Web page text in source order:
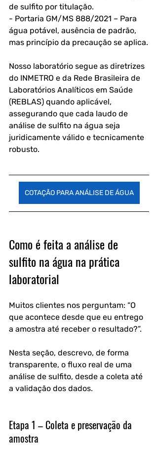
de sulfito por titulação.
- Portaria GM/MS 888/2021 – Para
água potável, ausência de padrão,
mas princípio da precaução se aplica.
Nosso laboratório segue as diretrizes
do INMETRO e da Rede Brasileira de
Laboratórios Analíticos em Saúde
(REBLAS) quando aplicável,
assegurando que cada laudo de
análise de sulfito na água seja
juridicamente válido e tecnicamente
robusto.
COTAÇÃO PARA ANÁLISE DE ÁGUA
Como é feita a análise de
sulfito na água na prática
laboratorial
Muitos clientes nos perguntam: “O
que acontece desde que eu entrego
a amostra até receber o resultado?”.
Nesta seção, descrevo, de forma
transparente, o fluxo real de uma
análise de sulfito, desde a coleta até
a validação dos dados.
Etapa 1 – Coleta e preservação da
amostra